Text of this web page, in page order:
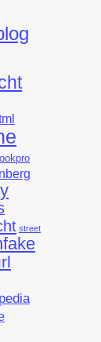
street